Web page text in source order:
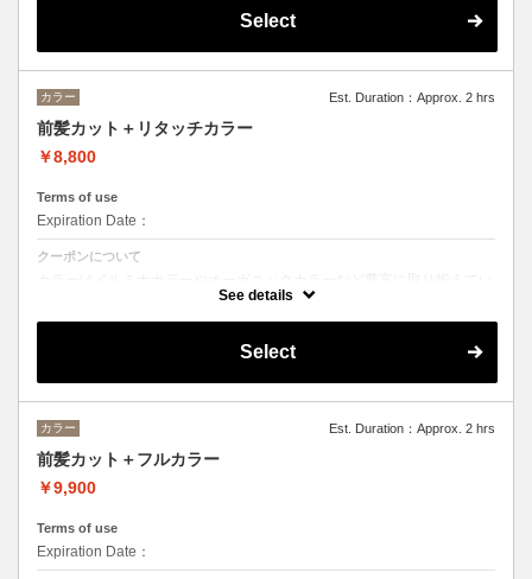
クイックトリートメント→¥15100
髪質別集中トリートメント→¥16200
ヘッドスパは２０分のショートヘッドスパ。
当日ご相談の上、ご選択頂けます。
Select
カラー Est. Duration：Approx. 2 hrs
前髪カット＋リタッチカラー
￥8,800
Terms of use
Expiration Date：
クーポンについて
ます。 デザインによってベストな選択をさせて頂きます。
See details
Select
カラー Est. Duration：Approx. 2 hrs
前髪カット＋フルカラー
￥9,900
Terms of use
Expiration Date：